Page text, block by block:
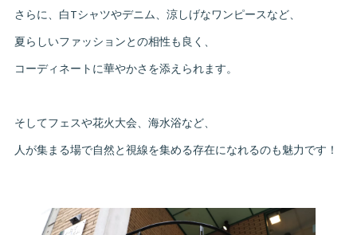
さらに、白Tシャツやデニム、涼しげなワンピースなど、
夏らしいファッションとの相性も良く、
コーディネートに華やかさを添えられます。
そしてフェスや花火大会、海水浴など、
人が集まる場で自然と視線を集める存在になれるのも魅力です！